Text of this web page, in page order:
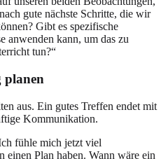
gute nächste Schritte, die wir
Gibt es spezifische
anwenden kann, um das zu
tun?“
planen
aus. Ein gutes Treffen endet mit
Kommunikation.
fühle mich jetzt viel
Plan haben. Wann wäre ein